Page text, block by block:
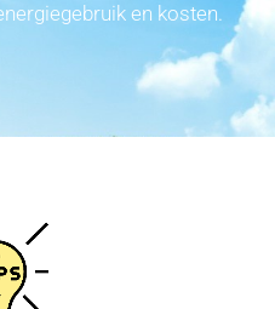
en kosten.